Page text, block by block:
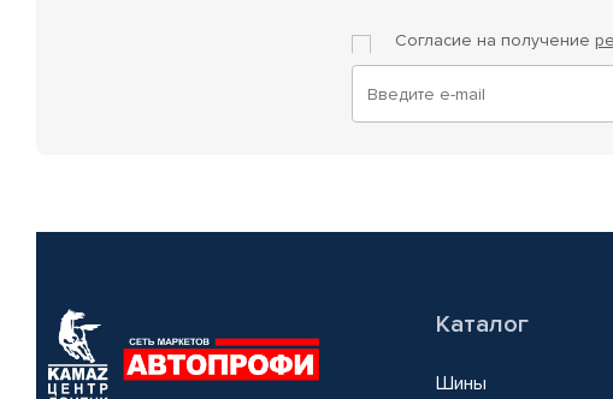
Согласие на получение
Каталог
Шины